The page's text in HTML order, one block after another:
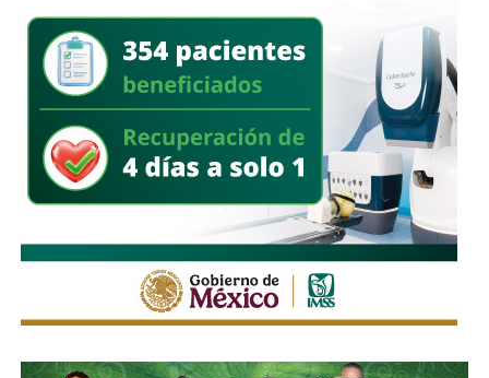
Para Sheinbaum,la responsabilidad de los periodistas
pasa por mantener estándares éticos y apegarse a la
verdad.Para González, una de las garantías
fundamentales del ejercicio periodístico debe ser que
quien publica una información se haga responsable de ella
mediante su firma.
Por ahora, la postura expresada por la senadora es clara:
libertad de expresión sí, pero también periodistas que
den la cara por lo que publican.
“Respaldaremos a la presidenta”: Ruth
González